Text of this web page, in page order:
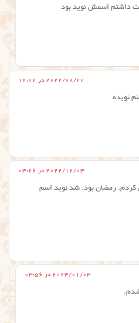
داشتم اسمش نوید بود
2022/08/22 در 14:02
نویده
2022/12/03 در 03:26
کردم. رمضان بود‌. شد نوید اسم
2023/01/03 در 03:56
شدم.